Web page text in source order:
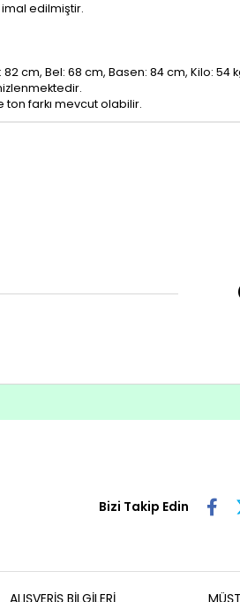
imal edilmiştir.
82 cm, Bel: 68 cm, Basen: 84 cm, Kilo: 54
farkı mevcut olabilir.
Bizi Takip Edin